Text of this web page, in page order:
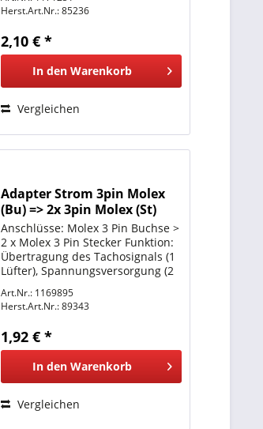
Herst.Art.Nr.:85236
2,10 € *
In den Warenkorb
Vergleichen
Adapter Strom 3pin Molex
(Bu) => 2x 3pin Molex (St)
*Delock*
Anschlüsse: Molex 3 Pin Buchse >
2 x Molex 3 Pin Stecker Funktion:
Übertragung des Tachosignals (1
Lüfter), Spannungsversorgung (2
Art.Nr.: 1169895
Herst.Art.Nr.:89343
1,92 € *
In den Warenkorb
Vergleichen